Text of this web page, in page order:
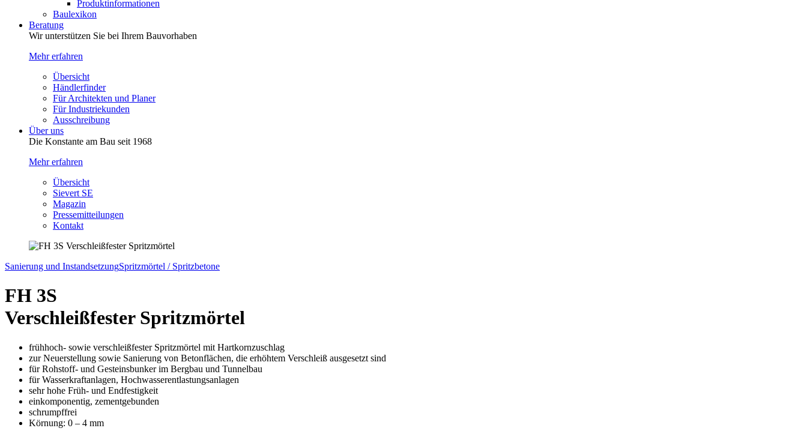
Produktinformationen
Baulexikon
Beratung
Wir unterstützen Sie bei Ihrem Bauvorhaben
Mehr erfahren
Übersicht
Händlerfinder
Für Architekten und Planer
Für Industriekunden
Ausschreibung
Über uns
Die Konstante am Bau seit 1968
Mehr erfahren
Übersicht
Sievert SE
Magazin
Pressemitteilungen
Kontakt
Sanierung und InstandsetzungSpritzmörtel / Spritzbetone
FH 3S
Verschleißfester Spritzmörtel
frühhoch- sowie verschleißfester Spritzmörtel mit Hartkornzuschlag
zur Neuerstellung sowie Sanierung von Betonflächen, die erhöhtem Verschleiß ausgesetzt sind
für Rohstoff- und Gesteinsbunker im Bergbau und Tunnelbau
für Wasserkraftanlagen, Hochwasserentlastungsanlagen
sehr hohe Früh- und Endfestigkeit
einkomponentig, zementgebunden
schrumpffrei
Körnung: 0 – 4 mm